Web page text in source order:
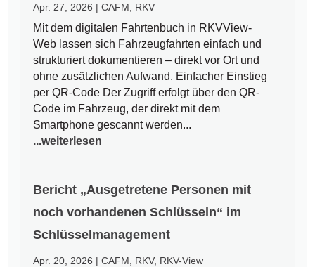
Apr. 27, 2026 |CAFM RKV
Mit dem digitalen Fahrtenbuch in RKVView-
Web lassen sich Fahrzeugfahrten einfach und
strukturiert dokumentieren – direkt vor Ort und
ohne zusätzlichen Aufwand. Einfacher Einstieg
per QR-Code Der Zugriff erfolgt über den QR-
Code im Fahrzeug, der direkt mit dem
Smartphone gescannt werden...
...weiterlesen
Bericht „Ausgetretene Personen mit
noch vorhandenen Schlüsseln“ im
Schlüsselmanagement
Apr. 20, 2026 |CAFM RKV, RKV-View